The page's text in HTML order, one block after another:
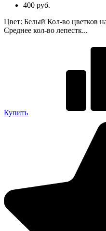
400 руб.
Цвет: Белый Кол-во цветков
Среднее кол-во лепестк...
Купить